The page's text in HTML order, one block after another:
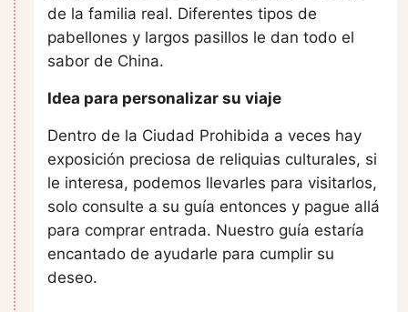
de la familia real. Diferentes tipos de
pabellones y largos pasillos le dan todo el
sabor de China.
Idea para personalizar su viaje
Dentro de la Ciudad Prohibida a veces hay
exposición preciosa de reliquias culturales, si
le interesa, podemos llevarles para visitarlos,
solo consulte a su guía entonces y pague allá
para comprar entrada. Nuestro guía estaría
encantado de ayudarle para cumplir su
deseo.